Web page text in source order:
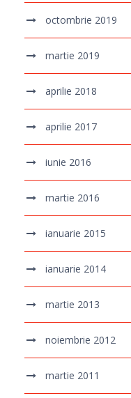
octombrie 2019
martie 2019
aprilie 2018
aprilie 2017
iunie 2016
martie 2016
ianuarie 2015
ianuarie 2014
martie 2013
noiembrie 2012
martie 2011